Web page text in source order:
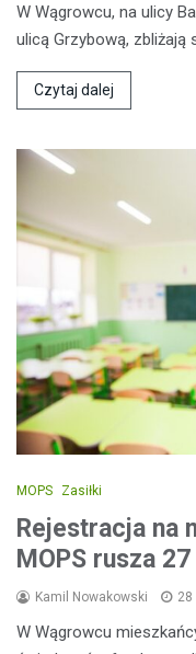
W Wągrowcu, na ulicy
ulicą Grzybową, zbliżają
Czytaj dalej
MOPS Zasiłki
Rejestracja na
MOPS rusza
Kamil Nowakowski 28
W Wągrowcu